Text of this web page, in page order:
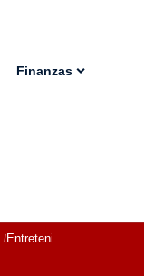
Finanzas
Entretenimiento